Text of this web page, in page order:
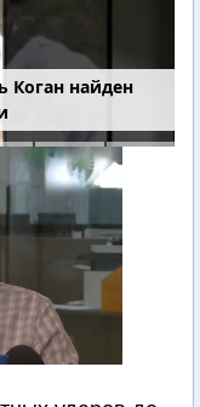
Коган найден